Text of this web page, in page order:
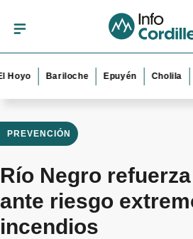
Bariloche Epuyén Cholila El
PREVENCIÓN
Río Negro
ante riesgo
incendios